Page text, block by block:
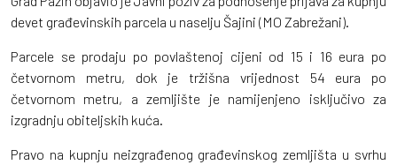
devet građevinskih parcela u naselju Šajini (MO Zabrežani).
Parcele se prodaju po povlaštenoj cijeni od 15 i 16 eura po
četvornom metru, dok je tržišna vrijednost 54 eura po
četvornom metru, a zemljište je namijenjeno isključivo za
izgradnju obiteljskih kuća.
Pravo na kupnju neizgrađenog građevinskog zemljišta u svrhu